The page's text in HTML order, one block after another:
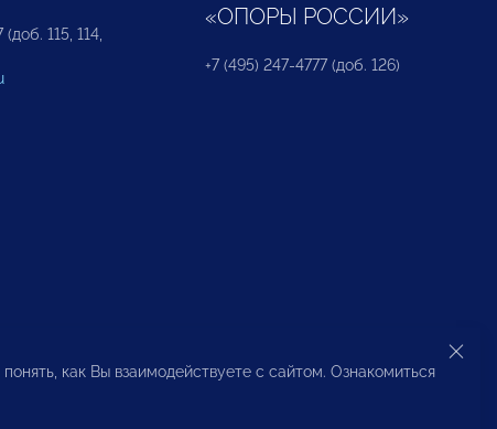
115, 114,
«ОПОРЫ РОССИИ»
+7 (495) 247-4777 (доб. 126)
как Вы взаимодействуете с сайтом. Ознакомиться